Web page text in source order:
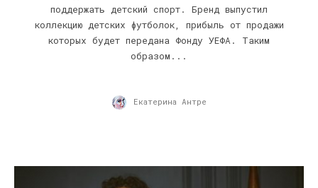
поддержать детский спорт. Бренд выпустил
коллекцию детских футболок, прибыль от продажи
которых будет передана Фонду УЕФА. Таким
образом...
Екатерина Антре